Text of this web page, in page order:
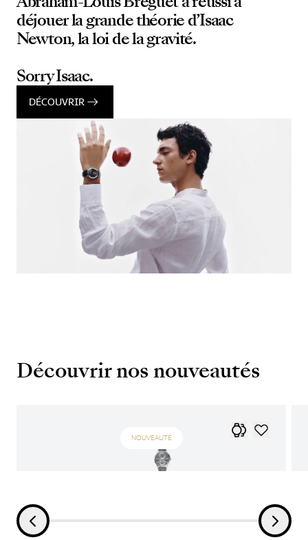
déjouer la grande théorie d’Isaac
Newton, la loi de la gravité.
Sorry Isaac.
DÉCOUVRIR
Découvrir nos nouveautés
NOUVEAUTÉ